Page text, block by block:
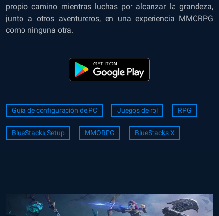
propio camino mientras luchas por alcanzar la grandeza,
junto a otros aventureros, en una experiencia MMORPG
como ninguna otra.
Guía de configuración de PC Juegos de rol RPG
BlueStacks Setup MMORPG BlueStacks X